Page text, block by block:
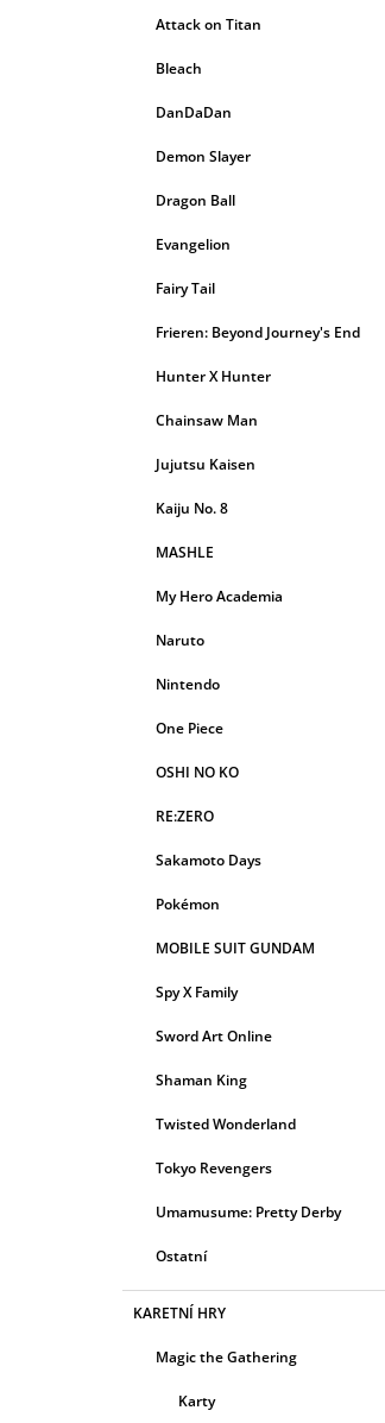
Attack on Titan
Bleach
DanDaDan
Demon Slayer
Dragon Ball
Evangelion
Fairy Tail
Frieren: Beyond Journey's End
Hunter X Hunter
Chainsaw Man
Jujutsu Kaisen
Kaiju No. 8
MASHLE
My Hero Academia
Naruto
Nintendo
One Piece
OSHI NO KO
RE:ZERO
Sakamoto Days
Pokémon
MOBILE SUIT GUNDAM
Spy X Family
Sword Art Online
Shaman King
Twisted Wonderland
Tokyo Revengers
Umamusume: Pretty Derby
Ostatní
KARETNÍ HRY
Magic the Gathering
Karty